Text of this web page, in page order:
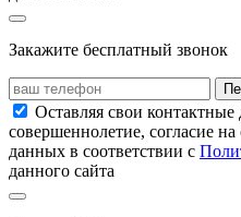
Закажите бесплатный звонок
Оставляя свои
совершеннолетие, согласие
данных в соответствии с
данного сайта